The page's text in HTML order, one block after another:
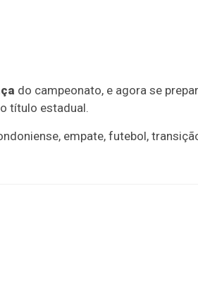
do campeonato, e agora se
título estadual.
empate, futebol,